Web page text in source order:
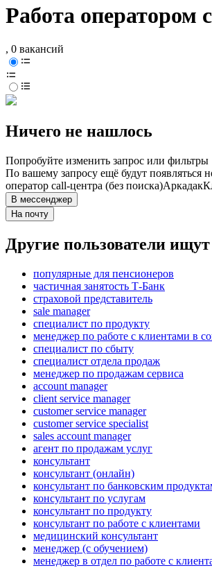
Работа оператором
, 0 вакансий
Ничего не нашлось
Попробуйте изменить запрос или фильтры
По вашему запросу ещё будут появляться
оператор call-центра (без поиска)Аркадак
В мессенджер
На почту
Другие пользователи ищут
популярные для пенсионеров
частичная занятость Т-Банк
страховой представитель
sale manager
специалист по продукту
менеджер по работе с клиентами в
специалист по сбыту
специалист отдела продаж
менеджер по продажам сервиса
account manager
client service manager
customer service manager
customer service specialist
sales account manager
агент по продажам услуг
консультант
консультант (онлайн)
консультант по банковским
консультант по услугам
консультант по продукту
консультант по работе с клиентами
медицинский консультант
менеджер (с обучением)
менеджер в отдел по работе с